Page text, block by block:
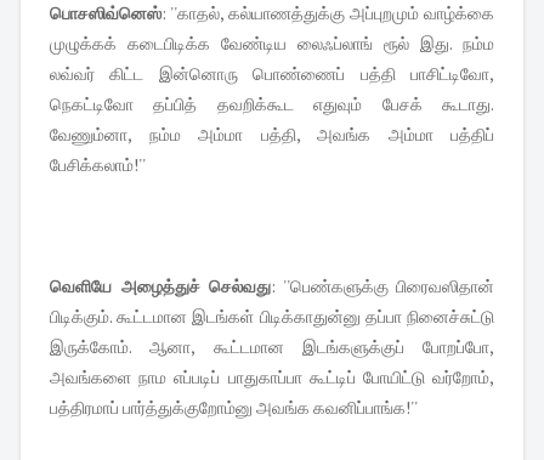
பொசஸிவ்னெஸ்: ''காதல், கல்யாணத்துக்கு அப்புறமும் வாழ்க்கை
முழுக்கக் கடைபிடிக்க வேண்டிய லைஃப்லாங் ரூல் இது. நம்ம
லவ்வர் கிட்ட இன்னொரு பொண்ணைப் பத்தி பாசிட்டிவோ,
நெகட்டிவோ தப்பித் தவறிக்கூட எதுவும் பேசக் கூடாது.
வேணும்னா, நம்ம அம்மா பத்தி, அவங்க அம்மா பத்திப்
பேசிக்கலாம்!''
வெளியே அழைத்துச் செல்வது: ''பெண்களுக்கு பிரைவஸிதான்
பிடிக்கும். கூட்டமான இடங்கள் பிடிக்காதுன்னு தப்பா நினைச்சுட்டு
இருக்கோம். ஆனா, கூட்டமான இடங்களுக்குப் போறப்போ,
அவங்களை நாம எப்படிப் பாதுகாப்பா கூட்டிப் போயிட்டு வர்றோம்,
பத்திரமாப் பார்த்துக்குறோம்னு அவங்க கவனிப்பாங்க!''